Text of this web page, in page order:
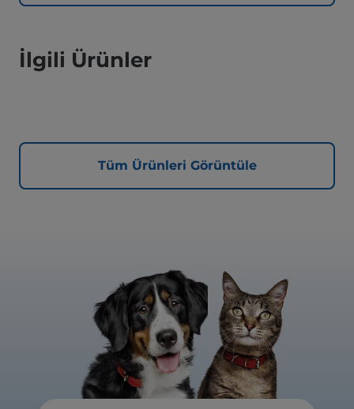
İlgili Ürünler
Tüm Ürünleri Görüntüle